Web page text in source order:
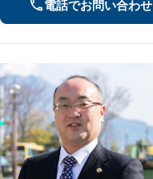
電話でお問い合わせ